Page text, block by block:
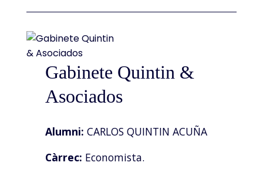
Gabinete Quintin &
Asociados
Alumni: CARLOS QUINTIN ACUÑA
Càrrec: Economista.